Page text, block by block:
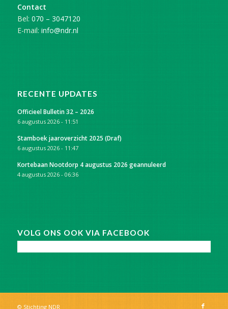
Contact
Bel: 070 – 3047120
E-mail: info@ndr.nl
RECENTE UPDATES
Officieel Bulletin 32 – 2026
6 augustus 2026 - 11:51
Stamboek jaaroverzicht 2025 (Draf)
6 augustus 2026 - 11:47
Kortebaan Nootdorp 4 augustus 2026 geannuleerd
4 augustus 2026 - 06:36
VOLG ONS OOK VIA FACEBOOK
© Stichting NDR